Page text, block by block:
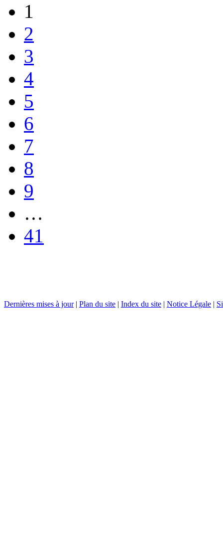
1
2
3
4
5
6
7
8
9
…
41
Dernières mises à jour| Plan du site | Index du site | Notice Légale |